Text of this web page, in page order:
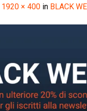
1920 × 400 in BLACK